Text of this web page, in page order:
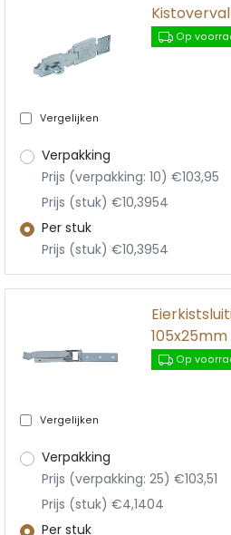
Vergelijken
Op
Verpakking
Prijs (verpakking: 10) €103,95
Prijs (stuk) €10,3954
Per stuk
Prijs (stuk) €10,3954
Vergelijken
105x25mm
Op
Verpakking
Prijs (verpakking: 25) €103,51
Prijs (stuk) €4,1404
Per stuk